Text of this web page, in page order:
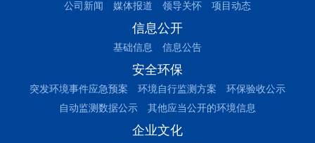
公司新闻 媒体报道 领导关怀 项目动态
信息公开
基础信息 信息公告
安全环保
突发环境事件应急预案 环境自行监测方案
环保验收公示
自动监测数据公示
其他应当公开的环境信息
企业文化